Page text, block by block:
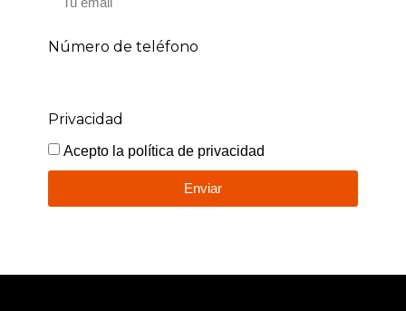
Número de teléfono
Privacidad
Acepto la política de privacidad
Enviar